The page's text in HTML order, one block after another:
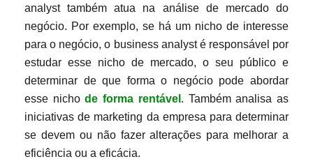
analyst também atua na análise de mercado do
negócio. Por exemplo, se há um nicho de interesse
para o negócio, o business analyst é responsável por
estudar esse nicho de mercado, o seu público e
determinar de que forma o negócio pode abordar
esse nichode forma rentável . Também analisa as
iniciativas de marketing da empresa para determinar
se devem ou não fazer alterações para melhorar a
eficiência ou a eficácia.